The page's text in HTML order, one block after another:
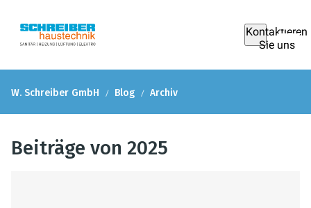
Kontaktieren
Sie uns
W. Schreiber GmbH Blog Archiv
Beiträge von 2025